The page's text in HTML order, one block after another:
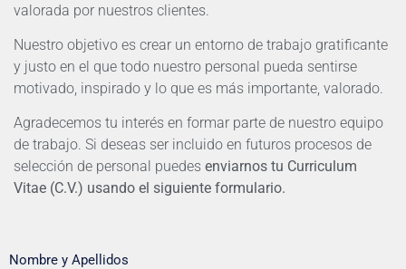
valorada por nuestros clientes.
Nuestro objetivo es crear un entorno de trabajo gratificante
y justo en el que todo nuestro personal pueda sentirse
motivado, inspirado y lo que es más importante, valorado.
Agradecemos tu interés en formar parte de nuestro equipo
de trabajo. Si deseas ser incluido en futuros procesos de
selección de personal puedes enviarnos tu Curriculum
Vitae (C.V.) usando el siguiente formulario.
Nombre y Apellidos